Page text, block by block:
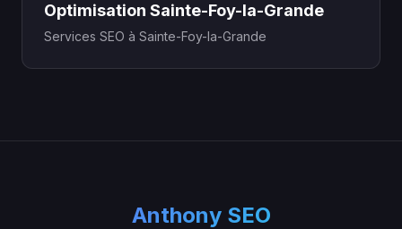
Optimisation Sainte-Foy-la-Grande
Services SEO à Sainte-Foy-la-Grande
Anthony SEO